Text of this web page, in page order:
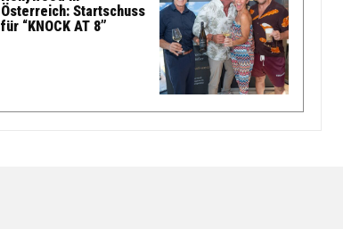
Österreich: Startschuss
für “KNOCK AT 8”